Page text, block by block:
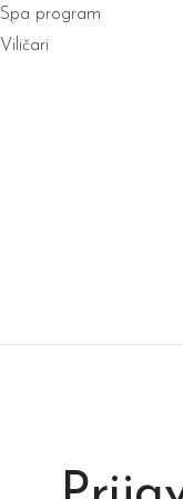
Spa program
Viličari